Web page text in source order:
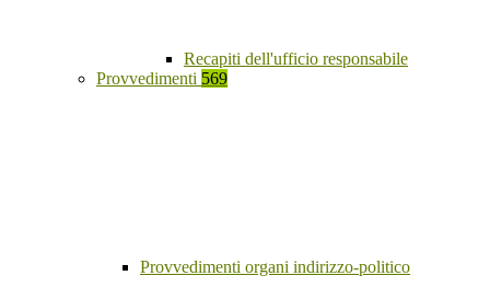
Recapiti dell'ufficio responsabile
Provvedimenti 569
Provvedimenti organi indirizzo-politico